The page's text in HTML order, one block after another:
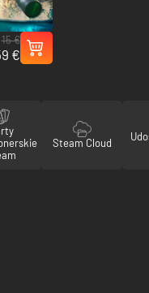
15 €
€
Steam Cloud